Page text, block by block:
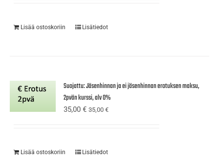
Lisää ostoskoriin Lisätiedot
Suojattu: Jäsenhinnan ja ei jäsenhinnan erotuksen maksu,
2pvän kurssi, alv 0%
35,00€ 35,00€
Lisää ostoskoriin Lisätiedot